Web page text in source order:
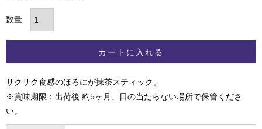
カートに入れる
サクサク食感のほろにが抹茶スティック。
※賞味期限：出荷後 約5ヶ月、日の当たらない場所で保管くださ
い。